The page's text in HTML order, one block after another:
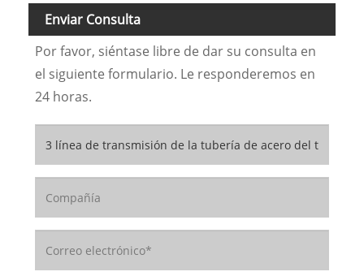
Enviar Consulta
Por favor, siéntase libre de dar su consulta en
el siguiente formulario. Le responderemos en
24 horas.